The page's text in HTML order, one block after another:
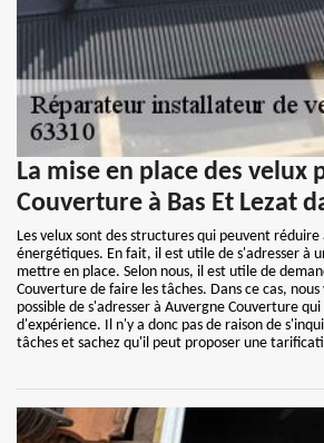
La mise en place des velux
Couverture à Bas Et Lezat
Les velux sont des structures qui peuvent
énergétiques. En fait, il est utile de s'adresser à
mettre en place. Selon nous, il est utile de
Couverture de faire les tâches. Dans ce cas,
possible de s'adresser à Auvergne Couverture
d'expérience. Il n'y a donc pas de raison de
tâches et sachez qu'il peut proposer une